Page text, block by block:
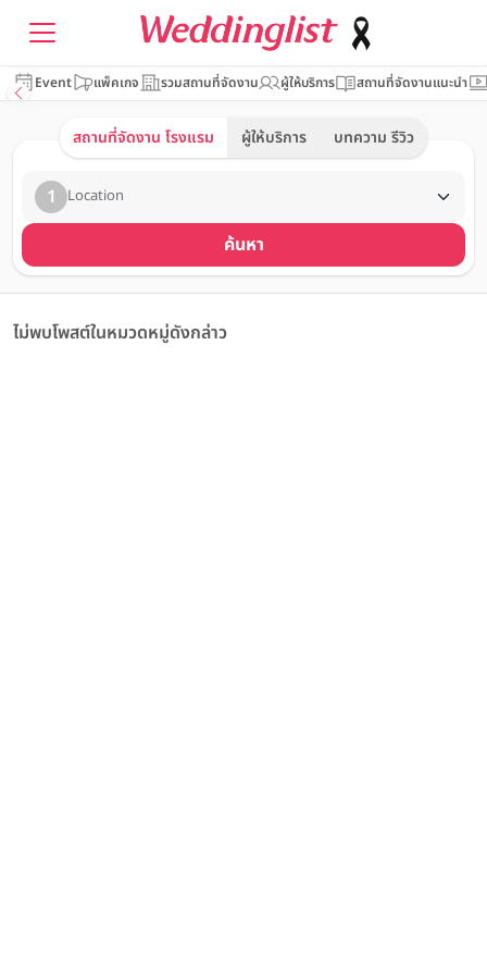
Event แพ็คเกจ รวมสถานที่จัดงาน ผู้ให้บริการ สถานที่จัดงานแนะนำ
สถานที่จัดงาน โรงแรม ผู้ให้บริการ บทความ รีวิว
1 Location
ค้นหา
ไม่พบโพสต์ในหมวดหมู่ดังกล่าว